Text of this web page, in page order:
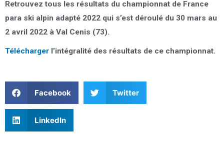
Retrouvez tous les résultats du championnat de France
para ski alpin adapté 2022 qui s’est déroulé du 30 mars au
2 avril 2022 à Val Cenis (73).
Télécharger l’intégralité des résultats de ce championnat.
Facebook Twitter
LinkedIn